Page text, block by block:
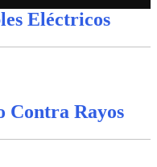
Eléctricos
Contra Rayos